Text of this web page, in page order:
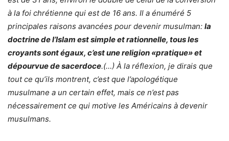
à la foi chrétienne qui est de 16 ans. Il a énuméré 5
principales raisons avancées pour devenir musulman: la
doctrine de l’Islam est simple et rationnelle, tous les
croyants sont égaux, c’est une religion «pratique» et
dépourvue de sacerdoce.(…) À la réflexion, je dirais que
tout ce qu’ils montrent, c’est que l’apologétique
musulmane a un certain effet, mais ce n’est pas
nécessairement ce qui motive les Américains à devenir
musulmans.